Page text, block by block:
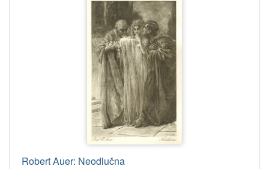
Robert Auer: Neodlučna